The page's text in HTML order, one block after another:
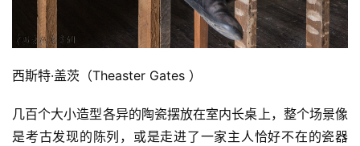
西斯特·盖茨（Theaster Gates ）
几百个大小造型各异的陶瓷摆放在室内长桌上，整个场景像
是考古发现的陈列，或是走进了一家主人恰好不在的瓷器